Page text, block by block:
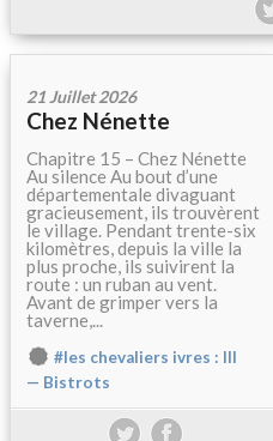
21 Juillet 2026
Chez Nénette
Chapitre 15 – Chez Nénette
Au silence Au bout d’une
départementale divaguant
gracieusement, ils trouvèrent
le village. Pendant trente-six
kilomètres, depuis la ville la
plus proche, ils suivirent la
route : un ruban au vent.
Avant de grimper vers la
taverne,...
#les chevaliers ivres : III
— Bistrots